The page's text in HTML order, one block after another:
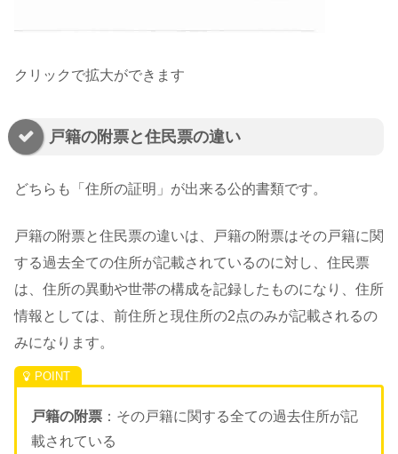
クリックで拡大ができます
戸籍の附票と住民票の違い
どちらも「住所の証明」が出来る公的書類です。
戸籍の附票と住民票の違いは、戸籍の附票はその戸籍に関
する過去全ての住所が記載されているのに対し、住民票
は、住所の異動や世帯の構成を記録したものになり、住所
情報としては、前住所と現住所の2点のみが記載されるの
みになります。
戸籍の附票 ：その戸籍に関する全ての過去住所が記
載されている